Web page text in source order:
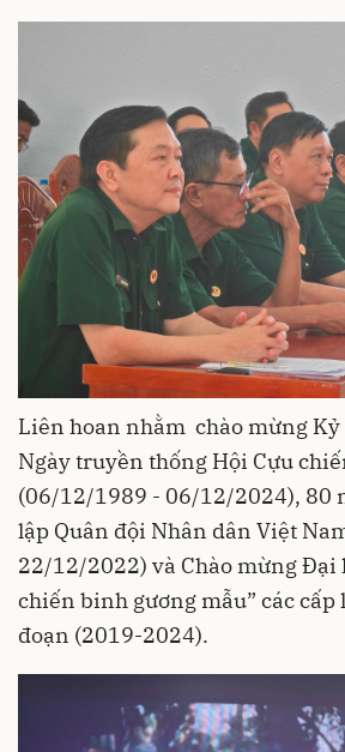
Liên hoan nhằm chào mừng
Ngày truyền thống Hội Cựu
(06/12/1989 - 06/12/2024), 80
lập Quân đội Nhân dân Việt
22/12/2022) và Chào mừng Đại
chiến binh gương mẫu” các cấp
đoạn (2019-2024).